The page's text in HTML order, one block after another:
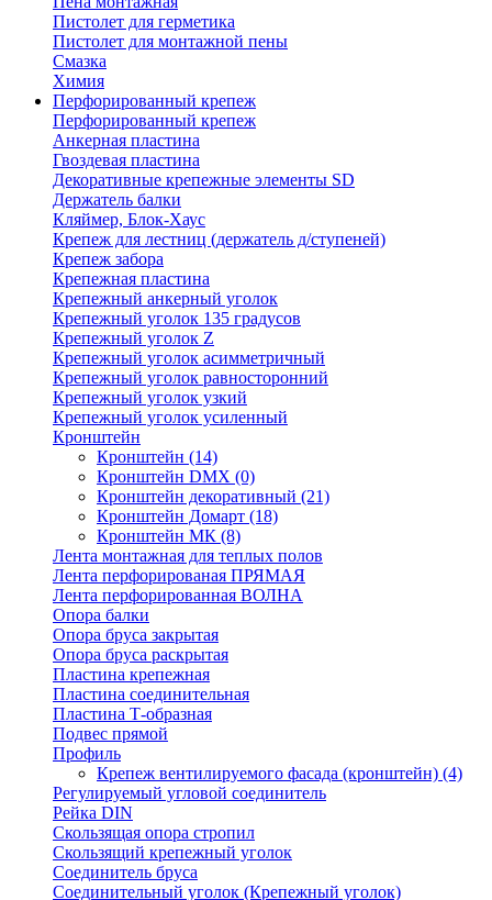
Пистолет для герметика
Пистолет для монтажной пены
Смазка
Химия
Перфорированный крепеж
Перфорированный крепеж
Анкерная пластина
Гвоздевая пластина
Декоративные крепежные элементы SD
Держатель балки
Кляймер, Блок-Хаус
Крепеж для лестниц (держатель д/ступеней)
Крепеж забора
Крепежная пластина
Крепежный анкерный уголок
Крепежный уголок 135 градусов
Крепежный уголок Z
Крепежный уголок асимметричный
Крепежный уголок равносторонний
Крепежный уголок узкий
Крепежный уголок усиленный
Кронштейн
Кронштейн (14)
Кронштейн DMX (0)
Кронштейн декоративный (21)
Кронштейн Домарт (18)
Кронштейн МК (8)
Лента монтажная для теплых полов
Лента перфорированая ПРЯМАЯ
Лента перфорированная ВОЛНА
Опора балки
Опора бруса закрытая
Опора бруса раскрытая
Пластина крепежная
Пластина соединительная
Пластина Т-образная
Подвес прямой
Профиль
Крепеж вентилируемого фасада (кронштейн) (4)
Регулируемый угловой соединитель
Рейка DIN
Скользящая опора стропил
Скользящий крепежный уголок
Соединитель бруса
Соединительный уголок (Крепежный уголок)